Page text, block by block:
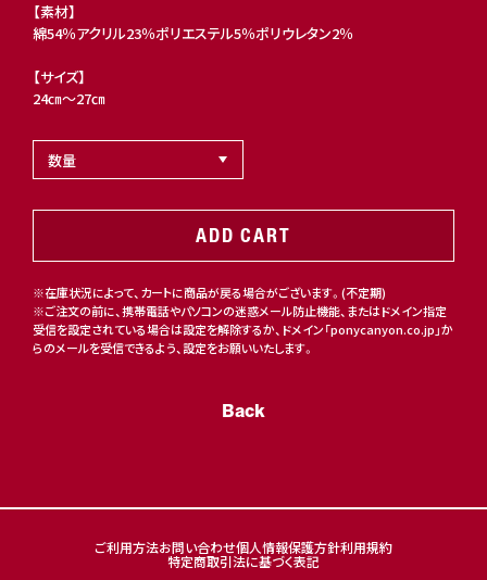
【素材】
綿54％アクリル23％ポリエステル5％ポリウレタン2％
【サイズ】
24㎝～27㎝
ADD CART
※在庫状況によって、カートに商品が戻る場合がございます。(不定期)
※ご注文の前に、携帯電話やパソコンの迷惑メール防止機能、またはドメイン指定
受信を設定されている場合は設定を解除するか、ドメイン「ponycanyon.co.jp」か
らのメールを受信できるよう、設定をお願いいたします。
Back
ご利用方法お問い合わせ個人情報保護方針利用規約
特定商取引法に基づく表記